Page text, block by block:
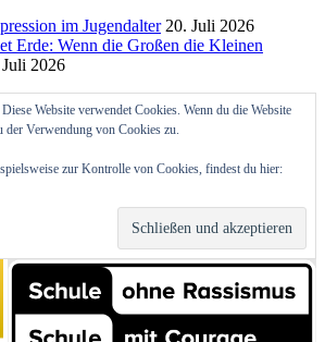
im Jugendalter 20. Juli 2026
Erde: Wenn die Großen die Kleinen
2026
Website verwendet Cookies. Wenn du die Website
Verwendung von Cookies zu.
zur Kontrolle von Cookies, findest du hier: